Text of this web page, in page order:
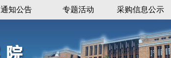
通知公告 专题活动 采购信息公示